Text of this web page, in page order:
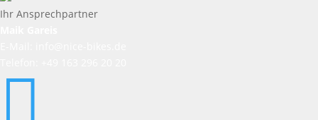
Feld
Ihr Ansprechpartner
